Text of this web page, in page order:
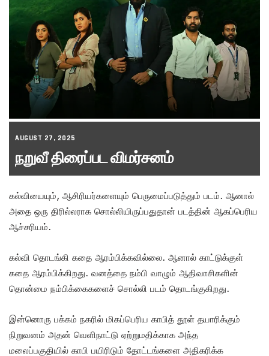
AUGUST 27, 2025
நறுவீ திரைப்பட விமர்சனம்
கல்வியையும், ஆசிரியர்களையும் பெருமைப்படுத்தும் படம். ஆனால்
அதை ஒரு திரில்லராக சொல்லியிருப்பதுதான் படத்தின் ஆகப்பெரிய
ஆச்சரியம்.
கல்வி தொடங்கி கதை ஆரம்பிக்கவில்லை. ஆனால் காட்டுக்குள்
கதை ஆரம்பிக்கிறது. வனத்தை நம்பி வாழும் ஆதிவாசிகளின்
தொன்மை நம்பிக்கைகளைச் சொல்லி படம் தொடங்குகிறது.
இன்னொரு பக்கம் நகரில் மிகப்பெரிய காபித் தூள் தயாரிக்கும்
நிறுவனம் அதன் வெளிநாட்டு ஏற்றுமதிக்காக அந்த
மலைப்பகுதியில் காபி பயிரிடும் தோட்டங்களை அதிகரிக்க